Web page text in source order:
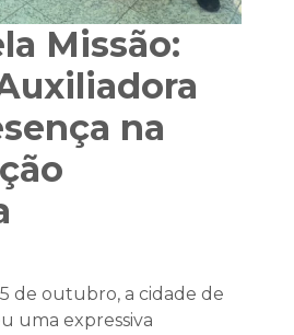
Missão:
na
de outubro, a cidade de
uma expressiva